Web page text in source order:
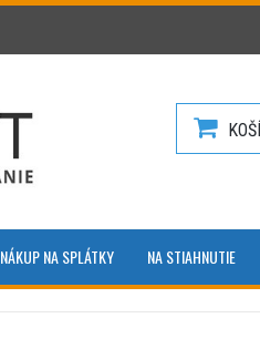
NÁKUP NA SPLÁTKY NA STIAHNUTIE